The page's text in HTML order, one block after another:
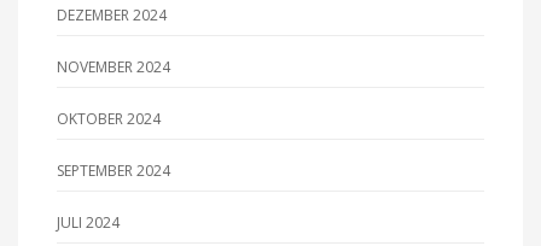
DEZEMBER 2024
NOVEMBER 2024
OKTOBER 2024
SEPTEMBER 2024
JULI 2024